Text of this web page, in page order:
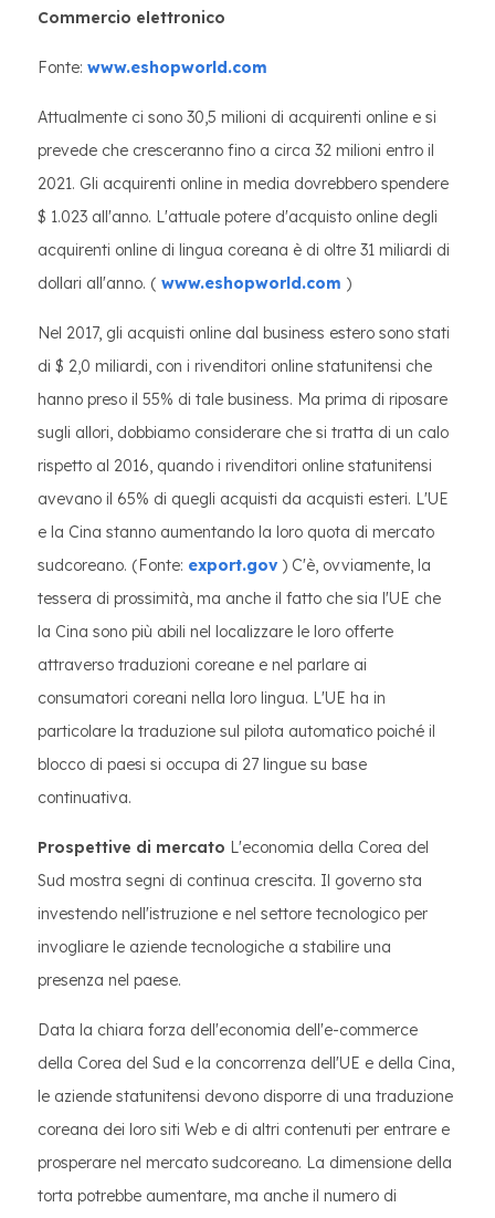
Commercio elettronico
Fonte: www.eshopworld.com
Attualmente ci sono 30,5 milioni di acquirenti online e si
prevede che cresceranno fino a circa 32 milioni entro il
2021. Gli acquirenti online in media dovrebbero spendere
$ 1.023 all'anno. L'attuale potere d'acquisto online degli
acquirenti online di lingua coreana è di oltre 31 miliardi di
dollari all'anno. ( www.eshopworld.com )
Nel 2017, gli acquisti online dal business estero sono stati
di $ 2,0 miliardi, con i rivenditori online statunitensi che
hanno preso il 55% di tale business. Ma prima di riposare
sugli allori, dobbiamo considerare che si tratta di un calo
rispetto al 2016, quando i rivenditori online statunitensi
avevano il 65% di quegli acquisti da acquisti esteri. L'UE
e la Cina stanno aumentando la loro quota di mercato
sudcoreano. (Fonte: export.gov ) C'è, ovviamente, la
tessera di prossimità, ma anche il fatto che sia l'UE che
la Cina sono più abili nel localizzare le loro offerte
attraverso traduzioni coreane e nel parlare ai
consumatori coreani nella loro lingua. L'UE ha in
particolare la traduzione sul pilota automatico poiché il
blocco di paesi si occupa di 27 lingue su base
continuativa.
Prospettive di mercato L'economia della Corea del
Sud mostra segni di continua crescita. Il governo sta
investendo nell'istruzione e nel settore tecnologico per
invogliare le aziende tecnologiche a stabilire una
presenza nel paese.
Data la chiara forza dell'economia dell'e-commerce
della Corea del Sud e la concorrenza dell'UE e della Cina,
le aziende statunitensi devono disporre di una traduzione
coreana dei loro siti Web e di altri contenuti per entrare e
prosperare nel mercato sudcoreano. La dimensione della
torta potrebbe aumentare, ma anche il numero di